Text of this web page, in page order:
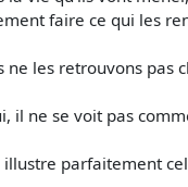
faire ce qui les
ne les retrouvons pas
il ne se voit pas
parfaitement